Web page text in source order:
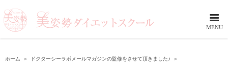
ホーム ＞ ドクターシーラボメールマガジンの監修をさせて頂きました♪ ＞